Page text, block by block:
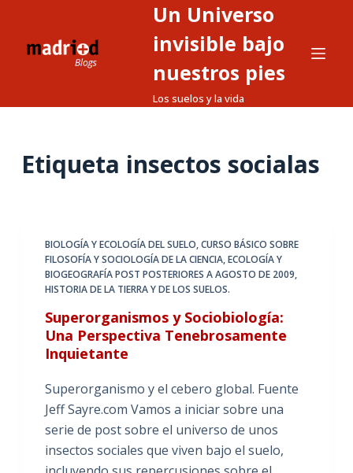
Un Universo
invisible bajo
nuestros pies
Los suelos y la vida
Etiqueta insectos socialas
BIOLOGÍA Y ECOLOGÍA DEL SUELO,CURSO BÁSICO SOBRE
FILOSOFÍA Y SOCIOLOGÍA DE LA CIENCIA,ECOLOGÍA Y
BIOGEOGRAFÍA POST POSTERIORES A AGOSTO DE 2009,
HISTORIA DE LA TIERRA Y DE LOS SUELOS.
Superorganismos y Sociobiología:
Una Perspectiva Tenebrosamente
Inquietante
Superorganismo y el cebero global. Fuente
Jeff Sayre.com Vamos a iniciar sobre una
serie de post sobre el universo de unos
insectos sociales que viven bajo el suelo,